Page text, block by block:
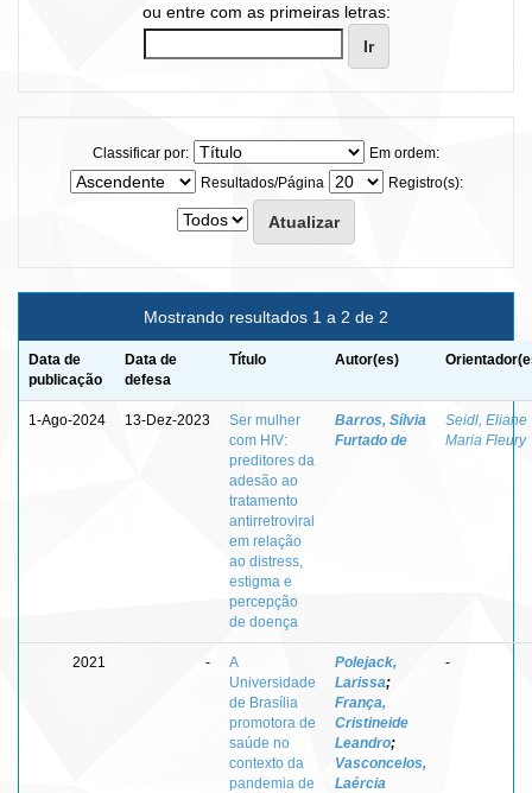
ou entre com as primeiras letras:
Classificar por:
Em ordem:
Resultados/Página
Registro(s):
Mostrando resultados 1 a 2 de 2
Data de
publicação
Data de
defesa
Título Autor(es)
1-Ago-2024 13-Dez-2023
Ser mulher
com HIV:
preditores da
adesão ao
tratamento
antirretroviral
em relação
ao distress,
estigma e
percepção
de doença
Barros, Sílvia
Furtado de
Seidl, Eliane
Maria Fleury
2021 -
A
Universidade
de Brasília
promotora de
saúde no
contexto da
pandemia de
Polejack,
Larissa;
França,
Cristineide
Leandro;
Vasconcelos,
Laércia
-